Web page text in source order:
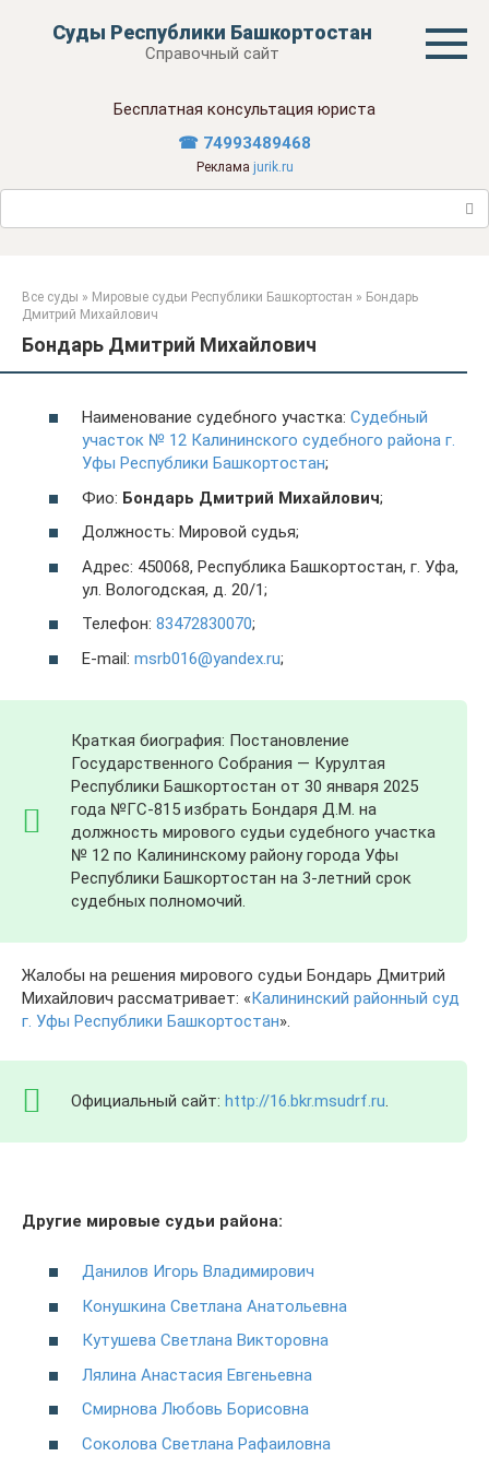
Суды Республики Башкортостан
Справочный сайт
Бесплатная консультация юриста
☎ 74993489468
Реклама jurik.ru
Поиск:
Все суды » Мировые судьи Республики Башкортостан » Бондарь
Дмитрий Михайлович
Бондарь Дмитрий Михайлович
Наименование судебного участка: Судебный
участок № 12 Калининского судебного района г.
Уфы Республики Башкортостан;
Фио: Бондарь Дмитрий Михайлович;
Должность: Мировой судья;
Адрес: 450068, Республика Башкортостан, г. Уфа,
ул. Вологодская, д. 20/1;
Телефон: 83472830070;
E-mail: msrb016@yandex.ru;
Краткая биография: Постановление
Государственного Собрания — Курултая
Республики Башкортостан от 30 января 2025
года №ГС-815 избрать Бондаря Д.М. на
должность мирового судьи судебного участка
№ 12 по Калининскому району города Уфы
Республики Башкортостан на 3-летний срок
судебных полномочий.
Жалобы на решения мирового судьи Бондарь Дмитрий
Михайлович рассматривает: «Калининский районный суд
г. Уфы Республики Башкортостан».
Официальный сайт: http://16.bkr.msudrf.ru
Другие мировые судьи района:
Данилов Игорь Владимирович
Конушкина Светлана Анатольевна
Кутушева Светлана Викторовна
Лялина Анастасия Евгеньевна
Смирнова Любовь Борисовна
Соколова Светлана Рафаиловна